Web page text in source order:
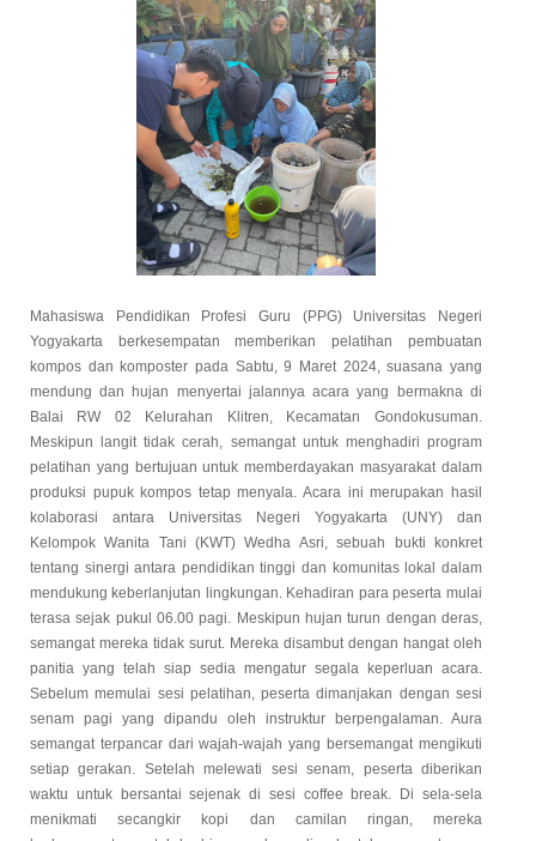
Mahasiswa Pendidikan Profesi Guru (PPG) Universitas Negeri
Yogyakarta berkesempatan memberikan pelatihan pembuatan
kompos dan komposter pada Sabtu, 9 Maret 2024, suasana yang
mendung dan hujan menyertai jalannya acara yang bermakna di
Balai RW 02 Kelurahan Klitren, Kecamatan Gondokusuman.
Meskipun langit tidak cerah, semangat untuk menghadiri program
pelatihan yang bertujuan untuk memberdayakan masyarakat dalam
produksi pupuk kompos tetap menyala. Acara ini merupakan hasil
kolaborasi antara Universitas Negeri Yogyakarta (UNY) dan
Kelompok Wanita Tani (KWT) Wedha Asri, sebuah bukti konkret
tentang sinergi antara pendidikan tinggi dan komunitas lokal dalam
mendukung keberlanjutan lingkungan. Kehadiran para peserta mulai
terasa sejak pukul 06.00 pagi. Meskipun hujan turun dengan deras,
semangat mereka tidak surut. Mereka disambut dengan hangat oleh
panitia yang telah siap sedia mengatur segala keperluan acara.
Sebelum memulai sesi pelatihan, peserta dimanjakan dengan sesi
senam pagi yang dipandu oleh instruktur berpengalaman. Aura
semangat terpancar dari wajah-wajah yang bersemangat mengikuti
setiap gerakan. Setelah melewati sesi senam, peserta diberikan
waktu untuk bersantai sejenak di sesi coffee break. Di sela-sela
menikmati secangkir kopi dan camilan ringan, mereka